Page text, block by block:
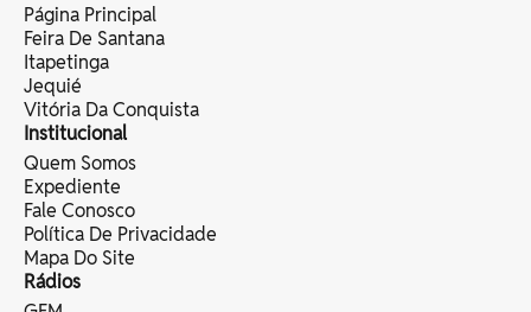
Página Principal
Feira De Santana
Itapetinga
Jequié
Vitória Da Conquista
Institucional
Quem Somos
Expediente
Fale Conosco
Política De Privacidade
Mapa Do Site
Rádios